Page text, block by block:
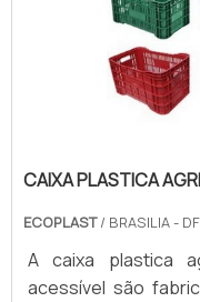
um surfactante
O PRODUTOAbaixo,
CAIXA PLASTICA
ECOPLAST/ BRASILIA - DF
A caixa plastica
acessível são